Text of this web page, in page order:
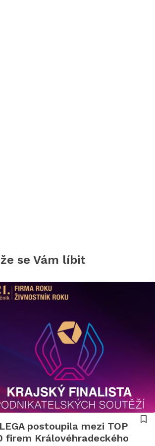
se Vám líbit
postoupila mezi TOP
firem Královéhradeckého